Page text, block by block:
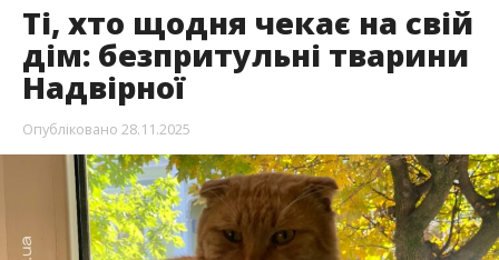
Ті, хто щодня чекає на свій
дім: безпритульні тварини
Надвірної
Опубліковано 28.11.2025